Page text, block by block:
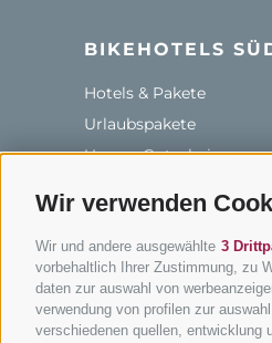
Wir verwenden
Wir und andere ausgewählte 3
vorbehaltlich Ihrer Zustimmung, zu
daten zur auswahl von
verwendung von profilen zur
verschiedenen quellen, entwicklung
BIKEHOTELS
Hotels & Pakete
Urlaubspakete
Unsere Gutscheine
Bike & Work